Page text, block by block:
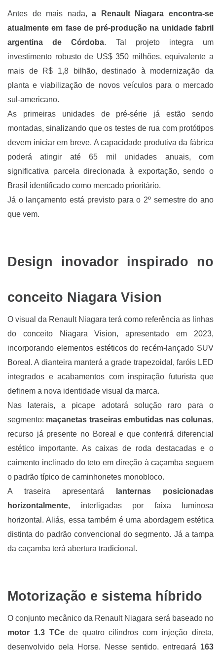
Antes de mais nada,a Renault Niagara encontra-se
atualmente em fase de pré-produção na unidade fabril
argentina de Córdoba. Tal projeto integra um
investimento robusto de US$ 350 milhões, equivalente a
mais de R$ 1,8 bilhão, destinado à modernização da
planta e viabilização de novos veículos para o mercado
sul-americano.
As primeiras unidades de pré-série já estão sendo
montadas, sinalizando que os testes de rua com protótipos
devem iniciar em breve. A capacidade produtiva da fábrica
poderá atingir até 65 mil unidades anuais, com
significativa parcela direcionada à exportação, sendo o
Brasil identificado como mercado prioritário.
Já o lançamento está previsto para o 2º semestre do ano
que vem.
Design inovador inspirado no
conceito Niagara Vision
O visual da Renault Niagara terá como referência as linhas
do conceito Niagara Vision, apresentado em 2023,
incorporando elementos estéticos do recém-lançado SUV
Boreal. A dianteira manterá a grade trapezoidal, faróis LED
integrados e acabamentos com inspiração futurista que
definem a nova identidade visual da marca.
Nas laterais, a picape adotará solução raro para o
segmento: maçanetas traseiras embutidas nas colunas,
recurso já presente no Boreal e que conferirá diferencial
estético importante. As caixas de roda destacadas e o
caimento inclinado do teto em direção à caçamba seguem
o padrão típico de caminhonetes monobloco.
A traseira apresentará
lanternas posicionadas
horizontalmente, interligadas por faixa luminosa
horizontal. Aliás, essa também é uma abordagem estética
distinta do padrão convencional do segmento. Já a tampa
da caçamba terá abertura tradicional.
Motorização e sistema híbrido
O conjunto mecânico da Renault Niagara será baseado no
motor 1.3 TCede quatro cilindros com injeção direta,
desenvolvido pela Horse. Nesse sentido, entregará 163